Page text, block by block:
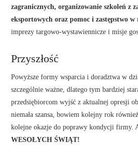
zagranicznych, organizowanie szkoleń z
eksportowych oraz pomoc i zastępstwo
imprezy targowo-wystawiennicze i misje
Przyszłość
Powyższe formy wsparcia i doradztwa w
szczególnie ważne, dlatego tym bardziej
przedsiębiorcom wyjść z aktualnej opresji
niemała szansa, bowiem kolejny rok
kolejne okazje do poprawy kondycji firmy.
WESOŁYCH ŚWIĄT!